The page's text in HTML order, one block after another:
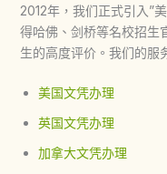
2012年，我们正式引入”
得哈佛、剑桥等名校招生
生的高度评价。我们的服
美国文凭办理
英国文凭办理
加拿大文凭办理